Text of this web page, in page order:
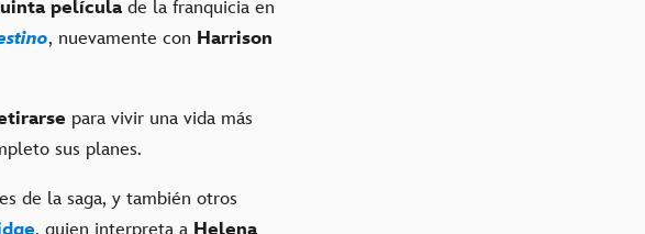
películade la franquicia en
, nuevamente con Harrison
para vivir una vida más
sus planes.
de la saga, y también otros